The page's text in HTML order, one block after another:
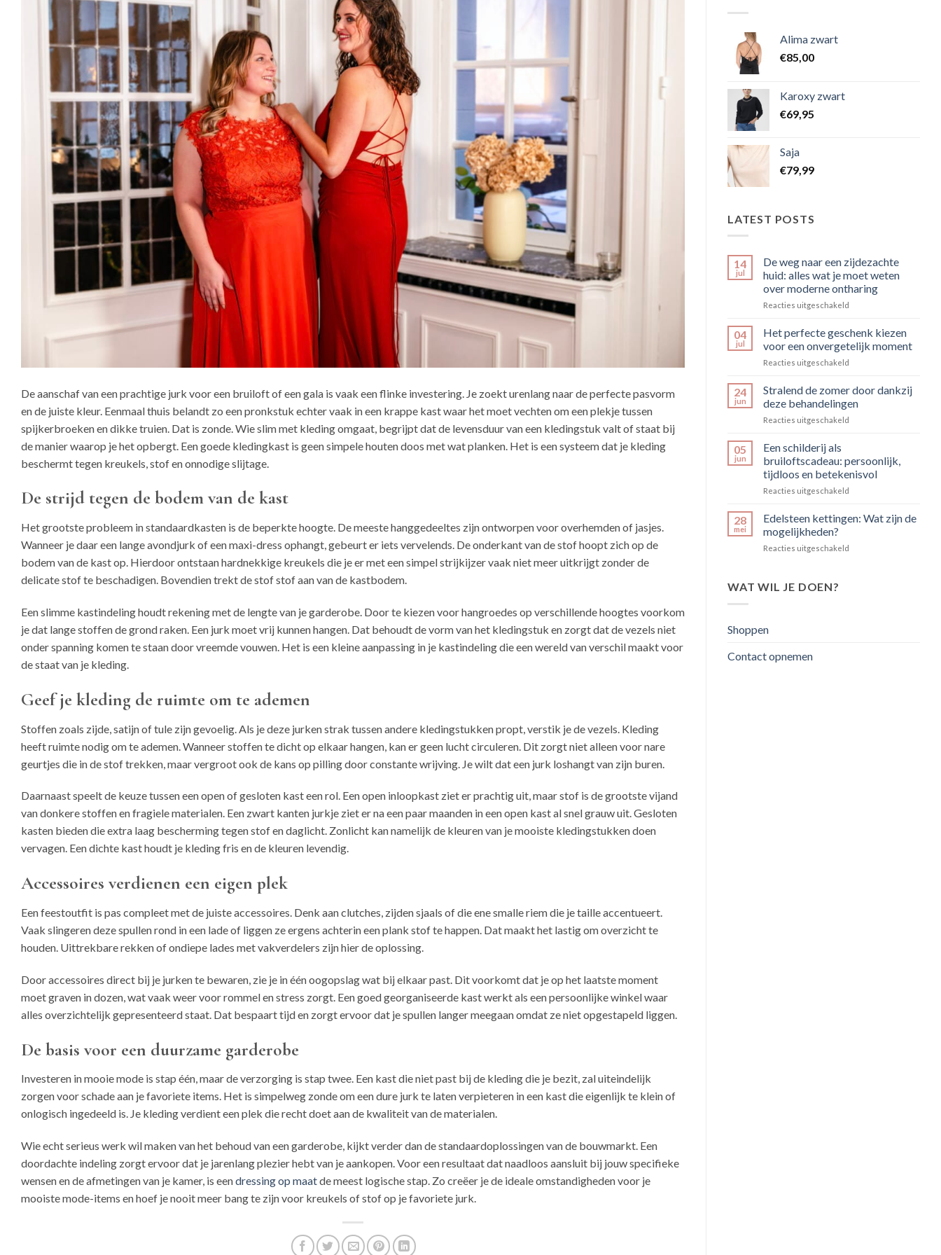
De aanschaf van een prachtige jurk voor een bruiloft of een gala is vaak een flinke investering. Je zoekt urenlang naar de perfecte pasvorm
en de juiste kleur. Eenmaal thuis belandt zo een pronkstuk echter vaak in een krappe kast waar het moet vechten om een plekje tussen
spijkerbroeken en dikke truien. Dat is zonde. Wie slim met kleding omgaat, begrijpt dat de levensduur van een kledingstuk valt of staat bij
de manier waarop je het opbergt. Een goede kledingkast is geen simpele houten doos met wat planken. Het is een systeem dat je kleding
beschermt tegen kreukels, stof en onnodige slijtage.
De strijd tegen de bodem van de kast
Het grootste probleem in standaardkasten is de beperkte hoogte. De meeste hanggedeeltes zijn ontworpen voor overhemden of jasjes.
Wanneer je daar een lange avondjurk of een maxi-dress ophangt, gebeurt er iets vervelends. De onderkant van de stof hoopt zich op de
bodem van de kast op. Hierdoor ontstaan hardnekkige kreukels die je er met een simpel strijkijzer vaak niet meer uitkrijgt zonder de
delicate stof te beschadigen. Bovendien trekt de stof stof aan van de kastbodem.
Een slimme kastindeling houdt rekening met de lengte van je garderobe. Door te kiezen voor hangroedes op verschillende hoogtes voorkom
je dat lange stoffen de grond raken. Een jurk moet vrij kunnen hangen. Dat behoudt de vorm van het kledingstuk en zorgt dat de vezels niet
onder spanning komen te staan door vreemde vouwen. Het is een kleine aanpassing in je kastindeling die een wereld van verschil maakt voor
de staat van je kleding.
Geef je kleding de ruimte om te ademen
Stoffen zoals zijde, satijn of tule zijn gevoelig. Als je deze jurken strak tussen andere kledingstukken propt, verstik je de vezels. Kleding
heeft ruimte nodig om te ademen. Wanneer stoffen te dicht op elkaar hangen, kan er geen lucht circuleren. Dit zorgt niet alleen voor nare
geurtjes die in de stof trekken, maar vergroot ook de kans op pilling door constante wrijving. Je wilt dat een jurk loshangt van zijn buren.
Daarnaast speelt de keuze tussen een open of gesloten kast een rol. Een open inloopkast ziet er prachtig uit, maar stof is de grootste vijand
van donkere stoffen en fragiele materialen. Een zwart kanten jurkje ziet er na een paar maanden in een open kast al snel grauw uit. Gesloten
kasten bieden die extra laag bescherming tegen stof en daglicht. Zonlicht kan namelijk de kleuren van je mooiste kledingstukken doen
vervagen. Een dichte kast houdt je kleding fris en de kleuren levendig.
Accessoires verdienen een eigen plek
Een feestoutfit is pas compleet met de juiste accessoires. Denk aan clutches, zijden sjaals of die ene smalle riem die je taille accentueert.
Vaak slingeren deze spullen rond in een lade of liggen ze ergens achterin een plank stof te happen. Dat maakt het lastig om overzicht te
houden. Uittrekbare rekken of ondiepe lades met vakverdelers zijn hier de oplossing.
Door accessoires direct bij je jurken te bewaren, zie je in één oogopslag wat bij elkaar past. Dit voorkomt dat je op het laatste moment
moet graven in dozen, wat vaak weer voor rommel en stress zorgt. Een goed georganiseerde kast werkt als een persoonlijke winkel waar
alles overzichtelijk gepresenteerd staat. Dat bespaart tijd en zorgt ervoor dat je spullen langer meegaan omdat ze niet opgestapeld liggen.
De basis voor een duurzame garderobe
Investeren in mooie mode is stap één, maar de verzorging is stap twee. Een kast die niet past bij de kleding die je bezit, zal uiteindelijk
zorgen voor schade aan je favoriete items. Het is simpelweg zonde om een dure jurk te laten verpieteren in een kast die eigenlijk te klein of
onlogisch ingedeeld is. Je kleding verdient een plek die recht doet aan de kwaliteit van de materialen.
Wie echt serieus werk wil maken van het behoud van een garderobe, kijkt verder dan de standaardoplossingen van de bouwmarkt. Een
doordachte indeling zorgt ervoor dat je jarenlang plezier hebt van je aankopen. Voor een resultaat dat naadloos aansluit bij jouw specifieke
wensen en de afmetingen van je kamer, is eendressing op maatde meest logische stap. Zo creëer je de ideale omstandigheden voor je
mooiste mode-items en hoef je nooit meer bang te zijn voor kreukels of stof op je favoriete jurk.
Alima zwart
€85,00
Karoxy zwart
€69,95
Saja
€79,99
LATEST POSTS
14
jul
De weg naar een zijdezachte
huid: alles wat je moet weten
over moderne ontharing
Reacties uitgeschakeld
weg
een
alles
moderne
ontharing
04
jul
Het perfecte geschenk kiezen
voor een onvergetelijk moment
Reacties uitgeschakeld
perfecte
kiezen
24
jun
Stralend de zomer door dankzij
deze behandelingen
Reacties uitgeschakeld
door
dankzij
05
jun
Een schilderij als
bruiloftscadeau: persoonlijk,
tijdloos en betekenisvol
Reacties uitgeschakeld
schilderij
28
mei
Edelsteen kettingen: Wat zijn de
mogelijkheden?
Reacties uitgeschakeld
WAT WIL JE DOEN?
Shoppen
Contact opnemen